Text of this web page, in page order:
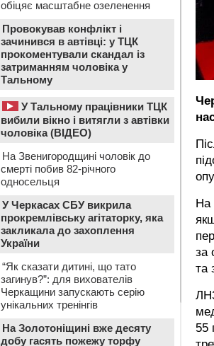
На
за
та
55
обіцяє масштабне озеленення
Провокував конфлікт і
зачинився в автівці: у ТЦК
прокоментували скандал із
затриманням чоловіка у
Тальному
У Тальному працівники ТЦК
вибили вікно і витягли з автівки
чоловіка (ВІДЕО)
На Звенигородщині чоловік до
смерті побив 82-річного
односельця
У Черкасах СБУ викрила
прокремлівську агітаторку, яка
закликала до захоплення
України
“Як сказати дитині, що тато
загинув?”: для вихователів
Черкащини запускають серію
унікальних тренінгів
На Золотоніщині вже десяту
добу гасять пожежу торфу